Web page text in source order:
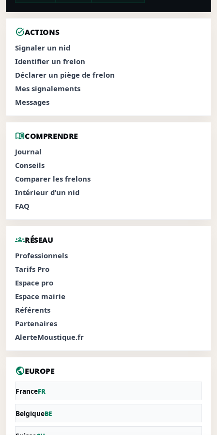
task_altACTIONS
Signaler un nid
Identifier un frelon
Déclarer un piège de frelon
Mes signalements
Messages
menu_bookCOMPRENDRE
Journal
Conseils
Comparer les frelons
Intérieur d’un nid
FAQ
groupsRÉSEAU
Professionnels
Tarifs Pro
Espace pro
Espace mairie
Référents
Partenaires
AlerteMoustique.fr
publicEUROPE
FranceFR
BelgiqueBE